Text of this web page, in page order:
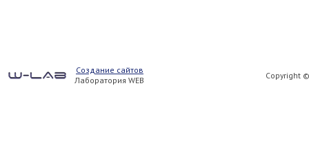
Создание сайтов
Лаборатория WEB
Copyright